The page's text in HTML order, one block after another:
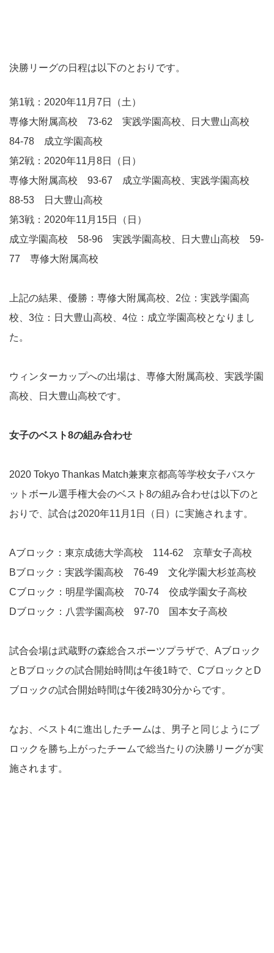
決勝リーグの日程は以下のとおりです。
第1戦：2020年11月7日（土）
専修大附属高校 73-62 実践学園高校、日大豊山高校
84-78 成立学園高校
第2戦：2020年11月8日（日）
専修大附属高校 93-67 成立学園高校、実践学園高校
88-53 日大豊山高校
第3戦：2020年11月15日（日）
成立学園高校 58-96 実践学園高校、日大豊山高校 59-
77 専修大附属高校
上記の結果、優勝：専修大附属高校、2位：実践学園高
校、3位：日大豊山高校、4位：成立学園高校となりまし
た。
ウィンターカップへの出場は、専修大附属高校、実践学園
高校、日大豊山高校です。
女子のベスト8の組み合わせ
2020 Tokyo Thankas Match兼東京都高等学校女子バスケ
ットボール選手権大会のベスト8の組み合わせは以下のと
おりで、試合は2020年11月1日（日）に実施されます。
Aブロック：東京成徳大学高校 114-62 京華女子高校
Bブロック：実践学園高校 76-49 文化学園大杉並高校
Cブロック：明星学園高校 70-74 佼成学園女子高校
Dブロック：八雲学園高校 97-70 国本女子高校
試合会場は武蔵野の森総合スポーツプラザで、Aブロック
とBブロックの試合開始時間は午後1時で、CブロックとD
ブロックの試合開始時間は午後2時30分からです。
なお、ベスト4に進出したチームは、男子と同じようにブ
ロックを勝ち上がったチームで総当たりの決勝リーグが実
施されます。